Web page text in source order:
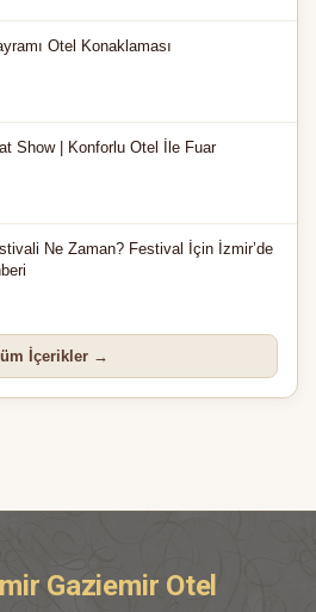
Otel Konaklaması
Show | Konforlu Otel İle Fuar
Ne Zaman? Festival İçin İzmir’de
İçerikler →
Gaziemir Otel